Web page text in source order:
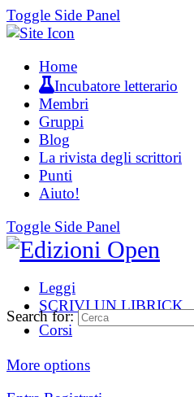
Toggle Side Panel
Home
Incubatore letterario
Membri
Gruppi
Blog
La rivista degli scrittori
Punti
Aiuto!
Toggle Side Panel
Leggi
SCRIVI UN LIBRICK
Corsi
More options
Search for: